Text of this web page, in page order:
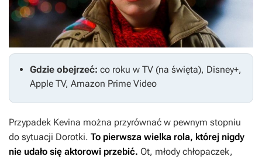
Gdzie obejrzeć: co roku w TV (na święta), Disney+,
Apple TV, Amazon Prime Video
Przypadek Kevina można przyrównać w pewnym stopniu
do sytuacji Dorotki. To pierwsza wielka rola, której nigdy
nie udało się aktorowi przebić. Ot, młody chłopaczek,